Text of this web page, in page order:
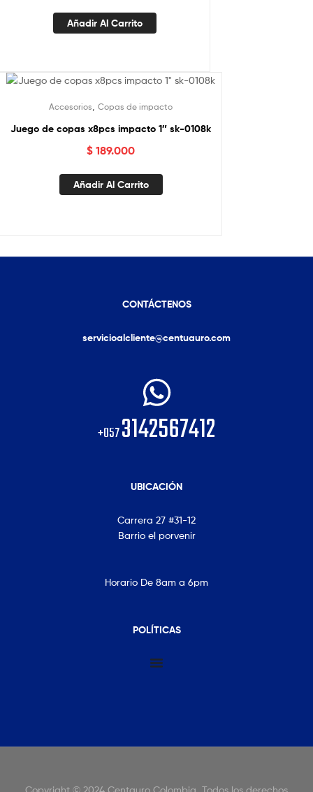
Añadir Al Carrito
Accesorios Copas de impacto
Juego de copas x8pcs impacto 1″ sk-0108k
$ 189.000
Añadir Al Carrito
CONTÁCTENOS
servicioalcliente@centuauro.com
+0573142567412
UBICACIÓN
Carrera 27 #31-12
Barrio el porvenir
Horario De 8am a 6pm
POLÍTICAS